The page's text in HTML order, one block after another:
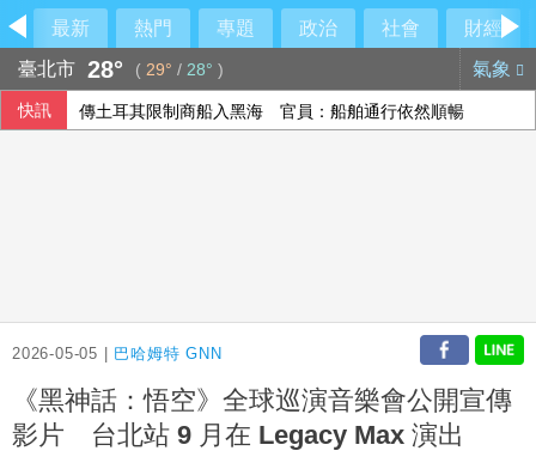
最新 熱門 專題 政治 社會
財經
臺北市 28° ( 29° / 28° ) 氣象
快訊 傳土耳其限制商船入黑海 官員：船舶通行依然順暢
2026-05-05 | 巴哈姆特 GNN
《黑神話：悟空》全球巡演音樂會公開宣傳
影片 台北站 9 月在 Legacy Max 演出